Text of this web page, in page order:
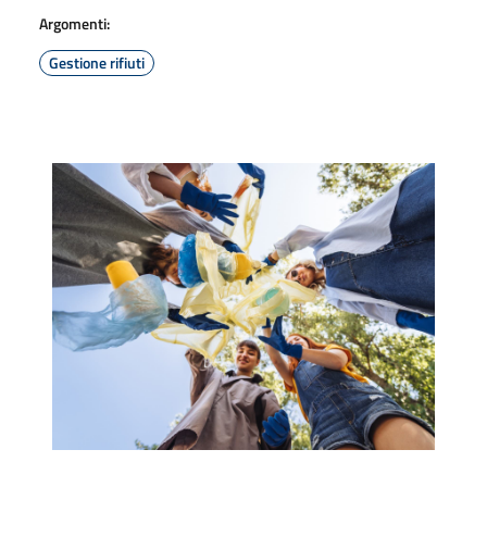
Argomenti:
Gestione rifiuti